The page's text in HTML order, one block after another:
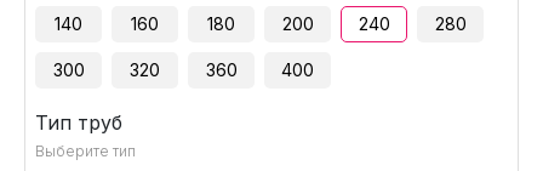
140 160 180 200 240 280
300 320 360 400
Тип труб
Выберите тип